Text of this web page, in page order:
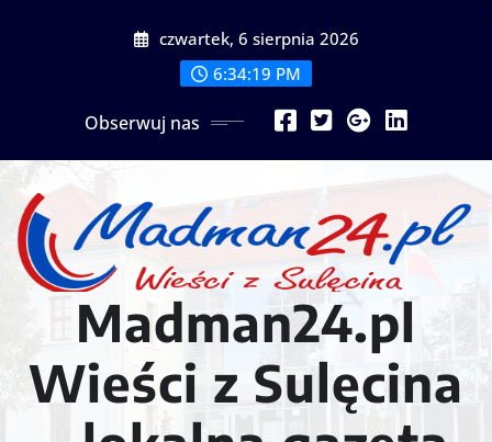
czwartek, 6 sierpnia 2026
6:34:21 PM
Obserwuj nas
Madman24.pl
Wieści z Sulęcina